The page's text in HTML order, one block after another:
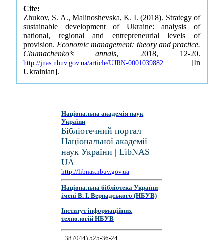
Cite:
Zhukov, S. A., Malinoshevska, K. I. (2018). Strategy of
sustainable development of Ukraine: analysis of
national, regional and entrepreneurial levels of
provision. Economic management: theory and practice.
Chumachenko’s annals, 2018, 12-20.
http://jnas.nbuv.gov.ua/article/UJRN-0001039882 [In
Ukrainian].
Національна академія наук
України
Бібліотечний портал
Національної академії
наук України | LibNAS
UA
http://libnas.nbuv.gov.ua
Національна бібліотека України
імені В. І. Вернадського (НБУВ)
Інститут інформаційних
технологій НБУВ
+38 (044) 525-36-24